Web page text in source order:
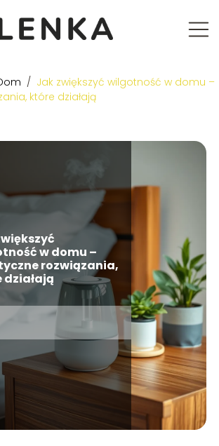
/ Jak zwiększyć wilgotność w domu –
które działają
w domu –
rozwiązania,
działają